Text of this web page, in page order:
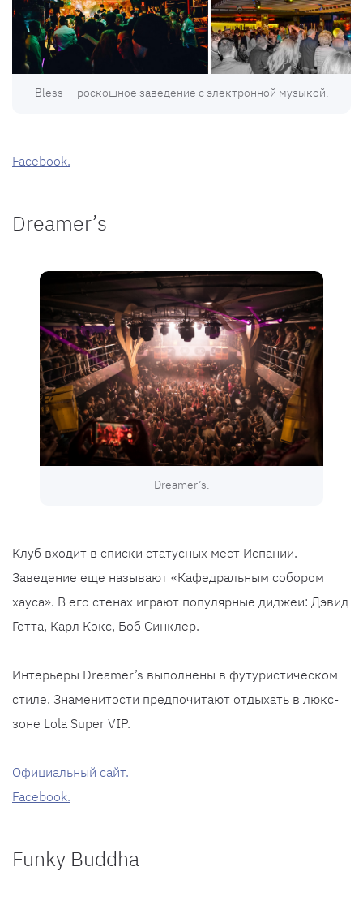
Bless — роскошное заведение с электронной музыкой.
Facebook.
Dreamer’s
Dreamer’s.
Клуб входит в списки статусных мест Испании.
Заведение еще называют «Кафедральным собором
хауса». В его стенах играют популярные диджеи: Дэвид
Гетта, Карл Кокс, Боб Синклер.
Интерьеры Dreamer’s выполнены в футуристическом
стиле. Знаменитости предпочитают отдыхать в люкс-
зоне Lola Super VIP.
Официальный сайт.
Facebook.
Funky Buddha